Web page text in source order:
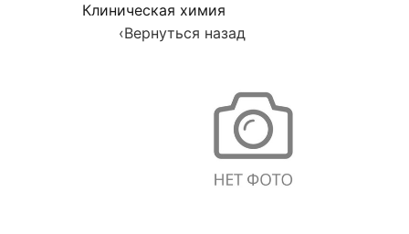
Клиническая химия
‹Вернуться назад